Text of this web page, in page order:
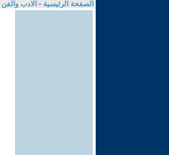
الصفحة الرئيسية - الادب والفن